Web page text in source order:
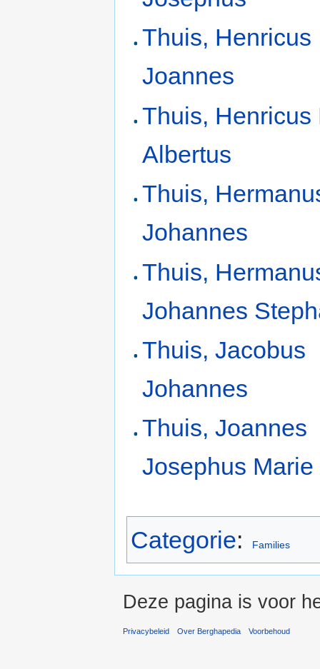
Thuis, Henricus
Joannes
Thuis, Henricus
Albertus
Thuis,
Johannes
Thuis,
Johannes
Thuis, Jacobus
Johannes
Thuis, Joannes
Josephus Marie
Categorie: Families
Deze pagina is voor
Privacybeleid Over Berghapedia Voorbehoud